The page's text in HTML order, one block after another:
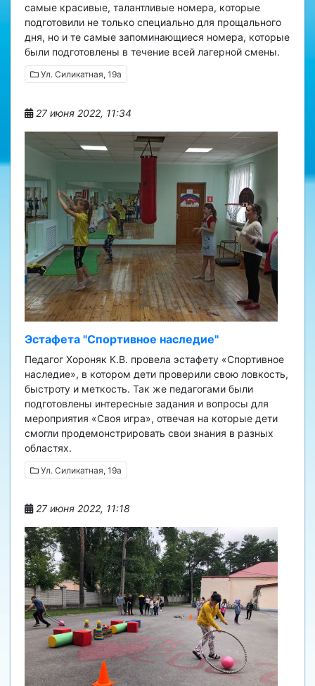
самые красивые, талантливые номера, которые
подготовили не только специально для прощального
дня, но и те самые запоминающиеся номера, которые
были подготовлены в течение всей лагерной смены.
Ул. Силикатная, 19а
27 июня 2022, 11:34
Эстафета "Спортивное наследие"
Педагог Хороняк К.В. провела эстафету «Спортивное
наследие», в котором дети проверили свою ловкость,
быстроту и меткость. Так же педагогами были
подготовлены интересные задания и вопросы для
мероприятия «Своя игра», отвечая на которые дети
смогли продемонстрировать свои знания в разных
областях.
Ул. Силикатная, 19а
27 июня 2022, 11:18